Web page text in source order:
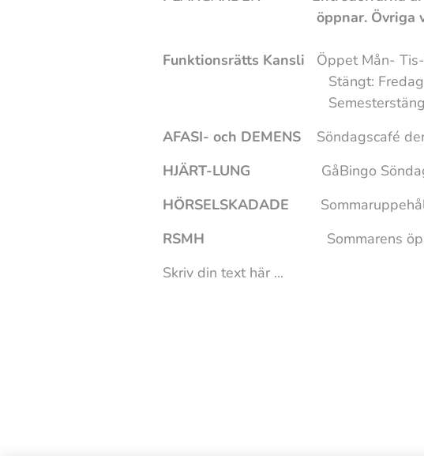
öppnar. Övriga vardagar
Funktionsrätts Kansli Öppet Mån-
Stängt: Fredag 12
AFASI- och DEMENSSöndagscafé
HJÄRT-LUNG GåBingo Söndag
HÖRSELSKADADE
RSMH Sommarens öppetider:
Skriv din text här ...